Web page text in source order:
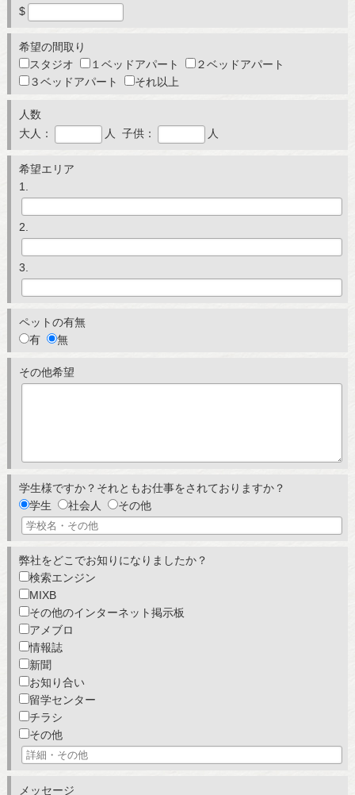
$
希望の間取り
スタジオ
１ベッドアパート
２ベッドアパート
３ベッドアパート
それ以上
人数
大人：
人 子供： 人
希望エリア
1.
2.
3.
ペットの有無
有
無
その他希望
学生様ですか？それともお仕事をされておりますか？
学生
社会人 その他
弊社をどこでお知りになりましたか？
検索エンジン
MIXB
その他のインターネット掲示板
アメブロ
情報誌
新聞
お知り合い
留学センター
チラシ
その他
メッセージ